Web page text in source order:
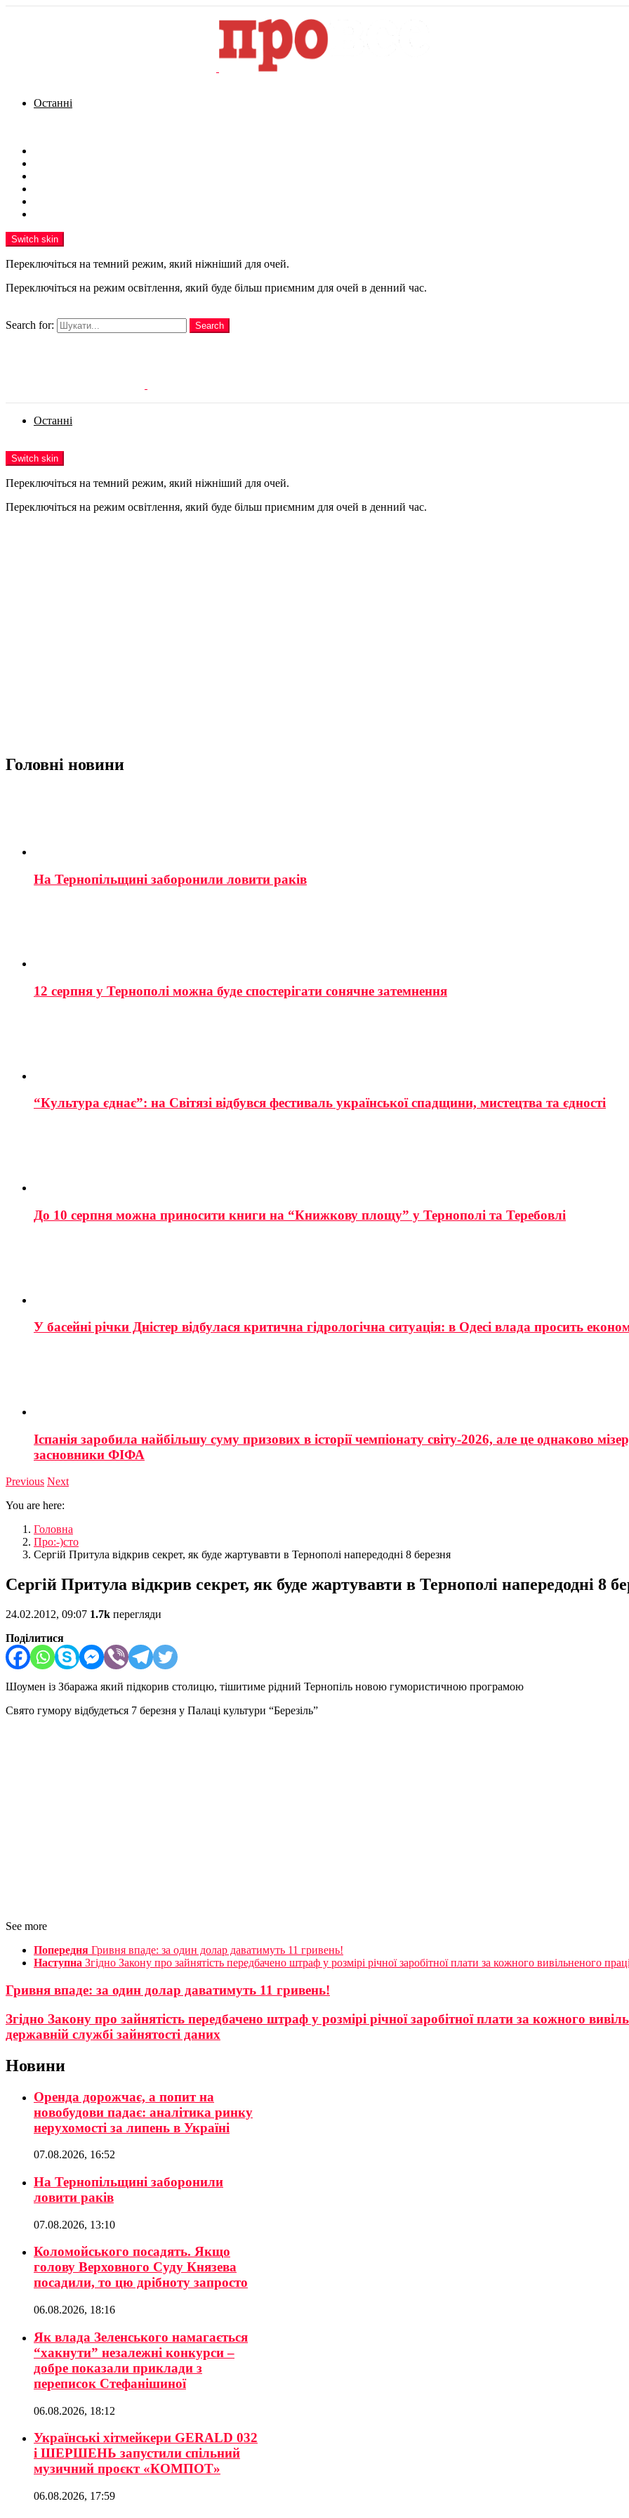
Останні
Switch skin
Переключіться на темний режим, який ніжніший для очей.
Переключіться на режим освітлення, який буде більш приємним для очей в денний час.
Search for:
Search
Останні
Switch skin
Переключіться на темний режим, який ніжніший для очей.
Переключіться на режим освітлення, який буде більш приємним для очей в денний час.
Головні новини
На Тернопільщині заборонили ловити раків
12 серпня у Тернополі можна буде спостерігати сонячне затемнення
“Культура єднає”: на Світязі відбувся фестиваль української спадщини, мистецтва та єдності
До 10 серпня можна приносити книги на “Книжкову площу” у Тернополі та Теребовлі
У басейні річки Дністер відбулася критична гідрологічна ситуація: в Одесі влада просить
Іспанія заробила найбільшу суму призових в історії чемпіонату світу-2026, але це однаково
засновники ФІФА
Previous Next
You are here:
Головна
Про:-)сто
Сергій Притула відкрив секрет, як буде жартувавти в Тернополі напередодні 8 березня
Сергій Притула відкрив секрет, як буде жартувавти в Тернополі напередодні 8
24.02.2012, 09:07 1.7k перегляди
Поділитися
Шоумен із Збаража який підкорив столицю, тішитиме рідний Тернопіль новою гумористичною програмою
Свято гумору відбудеться 7 березня у Палаці культури “Березіль”
See more
Попередня Гривня впаде: за один долар даватимуть 11 гривень!
Наступна Згідно Закону про зайнятість передбачено штраф у розмірі річної заробітної плати за кожного вивільненого
Гривня впаде: за один долар даватимуть 11 гривень!
Згідно Закону про зайнятість передбачено штраф у розмірі річної заробітної плати за кожного
державній службі зайнятості даних
Новини
Оренда дорожчає, а попит на
новобудови падає: аналітика ринку
нерухомості за липень в Україні
07.08.2026, 16:52
На Тернопільщині заборонили
ловити раків
07.08.2026, 13:10
Коломойського посадять. Якщо
голову Верховного Суду Князева
посадили, то цю дрібноту запросто
06.08.2026, 18:16
Як влада Зеленського намагається
“хакнути” незалежні конкурси –
добре показали приклади з
переписок Стефанішиної
06.08.2026, 18:12
Українські хітмейкери GERALD 032
і ШЕРШЕНЬ запустили спільний
музичний проєкт «КОМПОТ»
06.08.2026, 17:59